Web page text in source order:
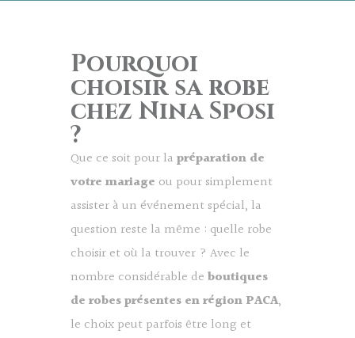
Pourquoi
choisir sa robe
chez Nina Sposi
?
Que ce soit pour la préparation de
votre mariage ou pour simplement
assister à un événement spécial, la
question reste la même : quelle robe
choisir et où la trouver ? Avec le
nombre considérable de boutiques
de robes présentes en région PACA,
le choix peut parfois être long et